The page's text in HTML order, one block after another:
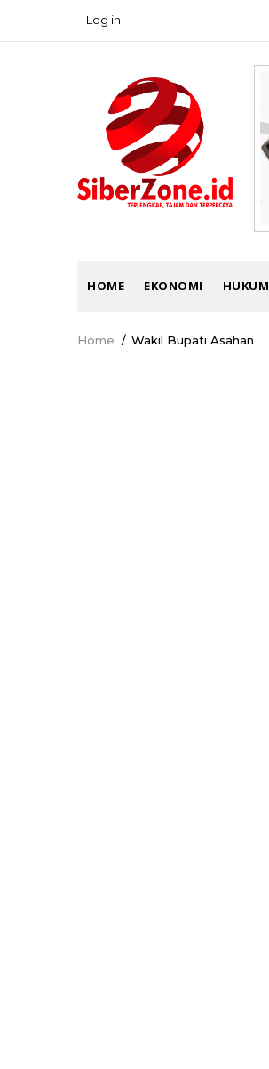
USER
ACCOUNT
Log in
MAIN
HOME EKONOMI HUKUM
Breadcrumb
Home / Wakil Bupati Asahan